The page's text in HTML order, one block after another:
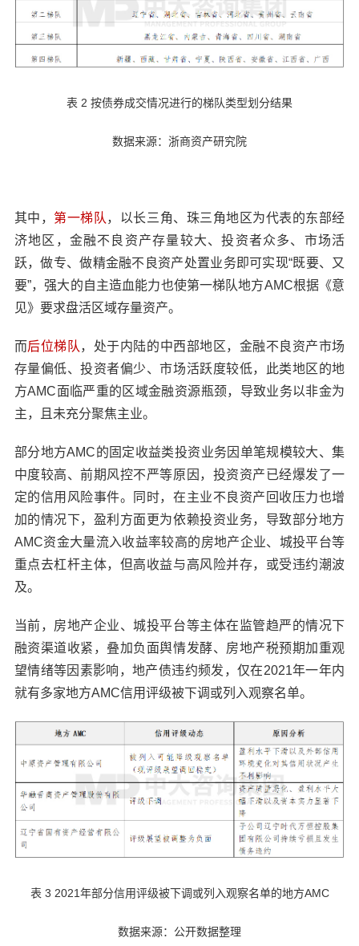
表 2 按债券成交情况进行的梯队类型划分结果
数据来源：浙商资产研究院
其中， 第一梯队，以长三角、珠三角地区为代表的东部经
济地区，金融不良资产存量较大、投资者众多、市场活
跃，做专、做精金融不良资产处置业务即可实现“既要、又
要”，强大的自主造血能力也使第一梯队地方AMC根据《意
见》要求盘活区域存量资产。
而后位梯队，处于内陆的中西部地区，金融不良资产市场
存量偏低、投资者偏少、市场活跃度较低，此类地区的地
方AMC面临严重的区域金融资源瓶颈，导致业务以非金为
主，且未充分聚焦主业。
部分地方AMC的固定收益类投资业务因单笔规模较大、集
中度较高、前期风控不严等原因，投资资产已经爆发了一
定的信用风险事件。同时，在主业不良资产回收压力也增
加的情况下，盈利方面更为依赖投资业务，导致部分地方
AMC资金大量流入收益率较高的房地产企业、城投平台等
重点去杠杆主体，但高收益与高风险并存，或受违约潮波
及。
当前，房地产企业、城投平台等主体在监管趋严的情况下
融资渠道收紧，叠加负面舆情发酵、房地产税预期加重观
望情绪等因素影响，地产债违约频发，仅在2021年一年内
就有多家地方AMC信用评级被下调或列入观察名单。
表 3 2021年部分信用评级被下调或列入观察名单的地方AMC
数据来源：公开数据整理